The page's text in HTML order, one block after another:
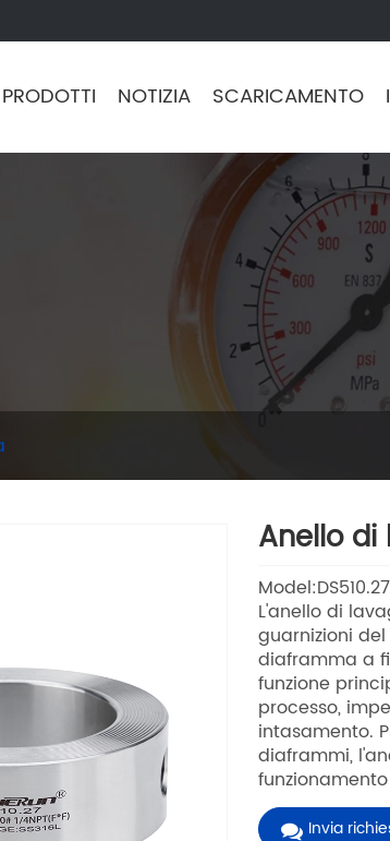
PRODOTTI NOTIZIA SCARICAMENTO
Anello
Model:DS510.27
L'anello di
guarnizioni
diaframma a
funzione
processo,
intasamento.
diaframmi,
Invia